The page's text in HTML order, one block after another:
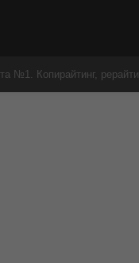
№1. Копирайтинг,